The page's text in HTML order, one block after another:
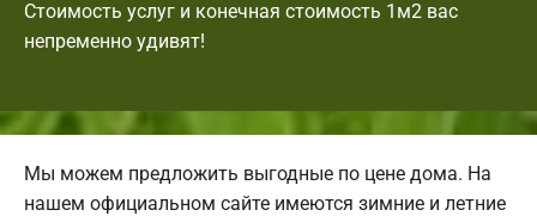
Стоимость услуг и конечная стоимость 1м2 вас
непременно удивят!
Мы можем предложить выгодные по цене дома. На
нашем официальном сайте имеются зимние и летние